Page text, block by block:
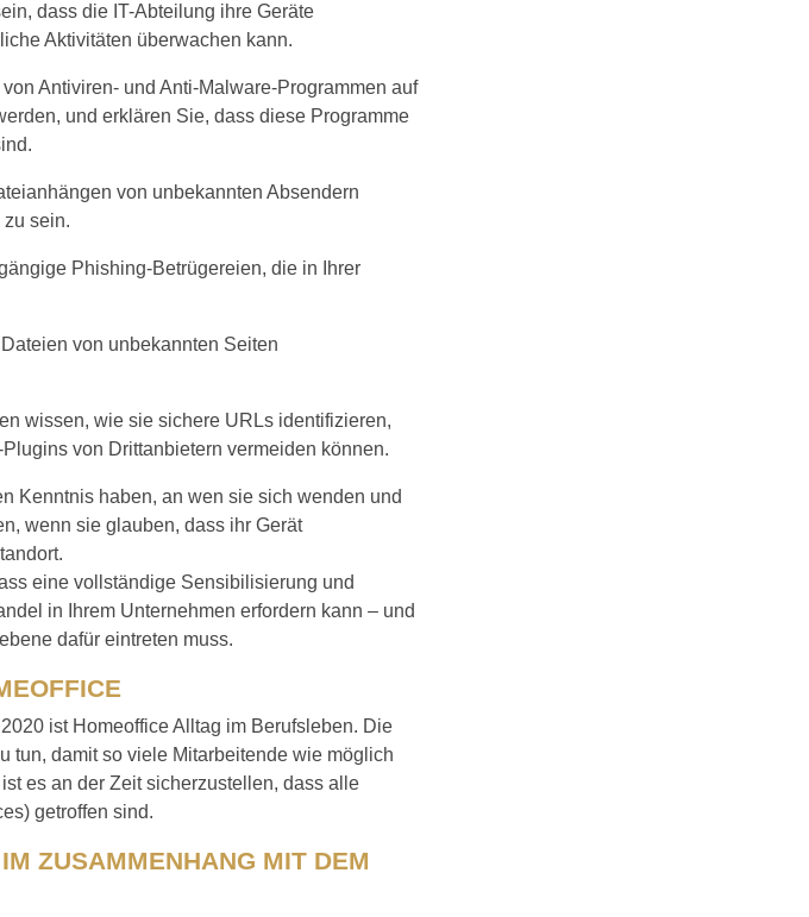
dass die IT-Abteilung ihre Geräte
Aktivitäten überwachen kann.
Antiviren- und Anti-Malware-Programmen auf
und erklären Sie, dass diese Programme
von unbekannten Absendern
sein.
Phishing-Betrügereien, die in Ihrer
von unbekannten Seiten
wissen, wie sie sichere URLs identifizieren,
von Drittanbietern vermeiden können.
Kenntnis haben, an wen sie sich wenden und
wenn sie glauben, dass ihr Gerät
eine vollständige Sensibilisierung und
in Ihrem Unternehmen erfordern kann – und
dafür eintreten muss.
ist Homeoffice Alltag im Berufsleben. Die
tun, damit so viele Mitarbeitende wie möglich
es an der Zeit sicherzustellen, dass alle
getroffen sind.
ZUSAMMENHANG MIT DEM